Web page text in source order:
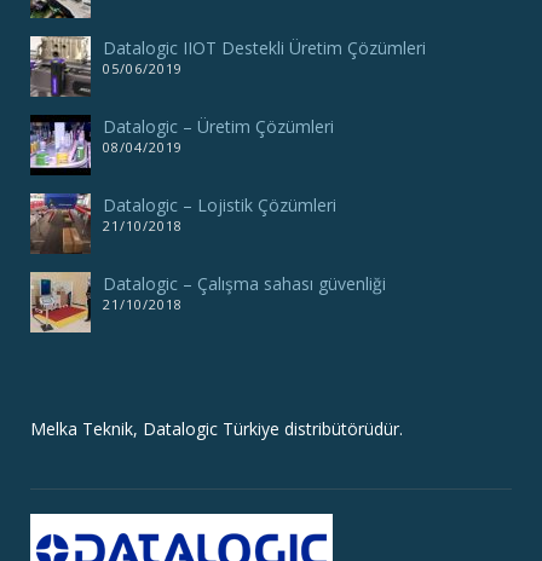
Datalogic IIOT Destekli Üretim Çözümleri
05/06/2019
Datalogic – Üretim Çözümleri
08/04/2019
Datalogic – Lojistik Çözümleri
21/10/2018
Datalogic – Çalışma sahası güvenliği
21/10/2018
Melka Teknik, Datalogic Türkiye distribütörüdür.